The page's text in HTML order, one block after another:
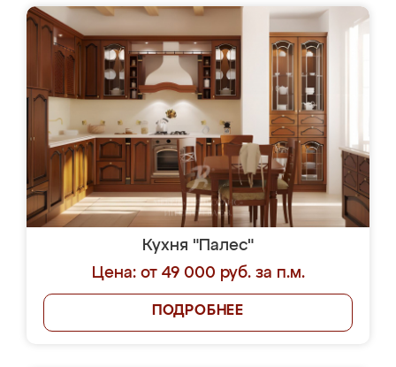
Кухня "Палес"
Цена: от 49 000 руб. за п.м.
ПОДРОБНЕЕ